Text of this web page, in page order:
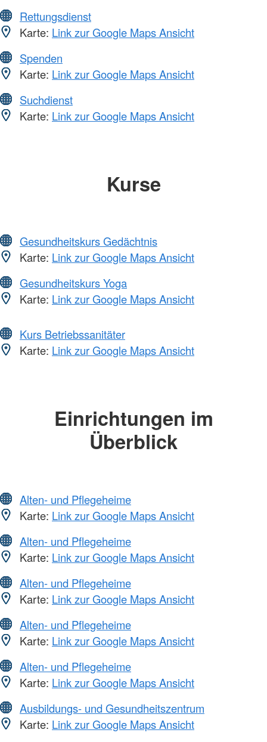
Rettungsdienst
Karte: Link zur Google Maps Ansicht
Spenden
Karte: Link zur Google Maps Ansicht
Suchdienst
Karte: Link zur Google Maps Ansicht
Kurse
Gesundheitskurs Gedächtnis
Karte: Link zur Google Maps Ansicht
Gesundheitskurs Yoga
Karte: Link zur Google Maps Ansicht
Kurs Betriebssanitäter
Karte: Link zur Google Maps Ansicht
Einrichtungen im
Überblick
Alten- und Pflegeheime
Karte: Link zur Google Maps Ansicht
Alten- und Pflegeheime
Karte: Link zur Google Maps Ansicht
Alten- und Pflegeheime
Karte: Link zur Google Maps Ansicht
Alten- und Pflegeheime
Karte: Link zur Google Maps Ansicht
Alten- und Pflegeheime
Karte: Link zur Google Maps Ansicht
Ausbildungs- und Gesundheitszentrum
Karte: Link zur Google Maps Ansicht